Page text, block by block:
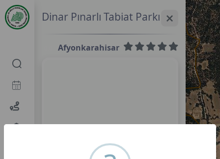
Dinar Pınarlı Tabiat Parkı
Afyonkarahisar